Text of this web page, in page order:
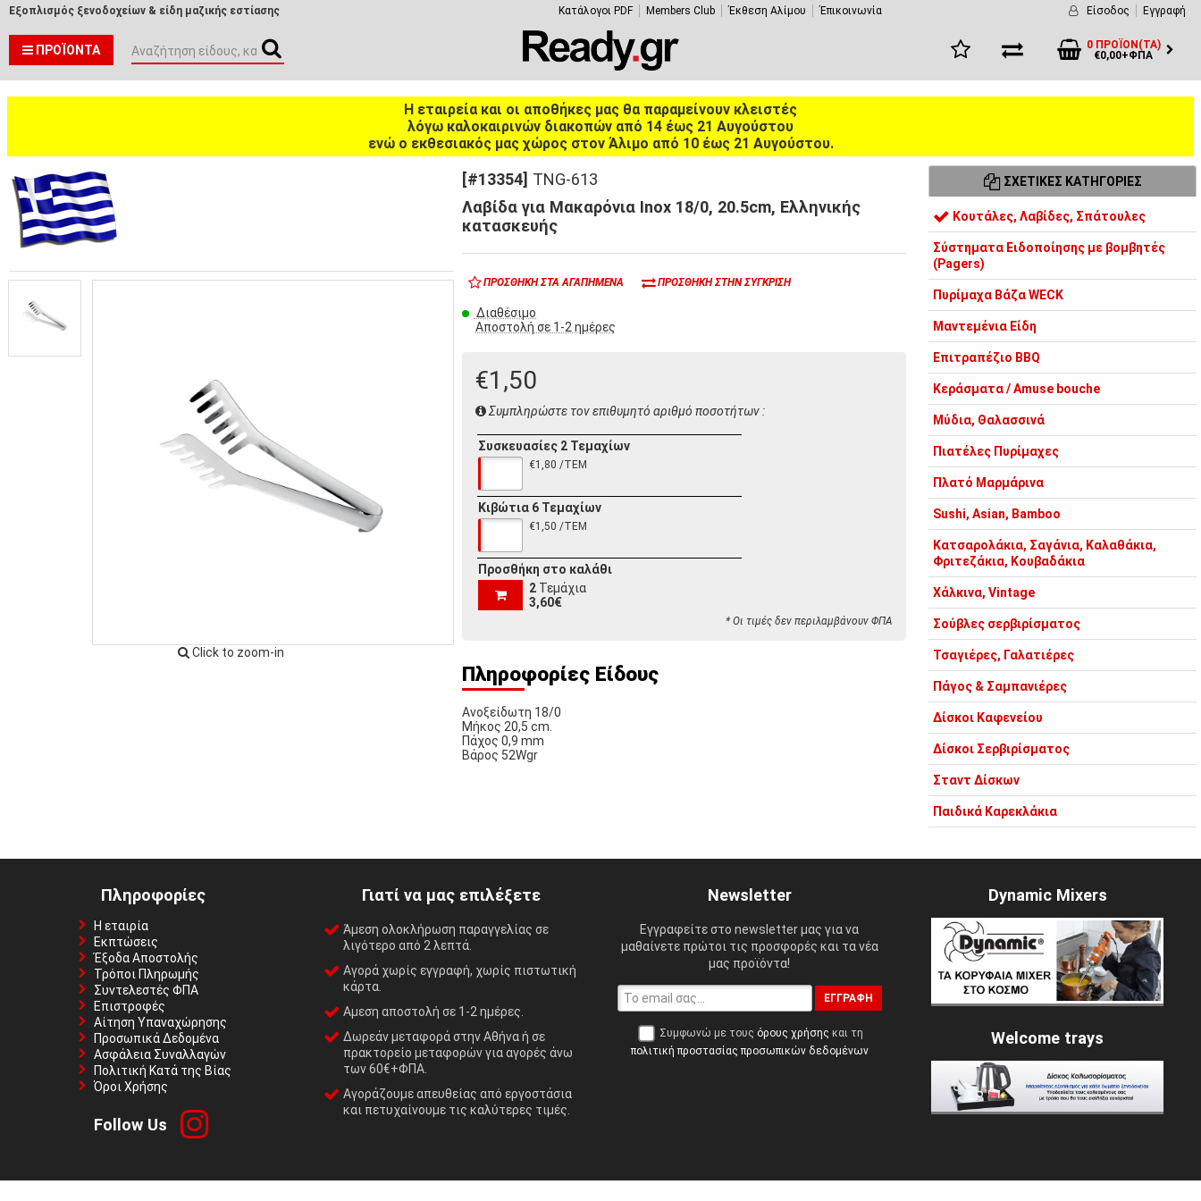
Εξοπλισμός ξενοδοχείων & είδη μαζικής εστίασης Κατάλογοι PDF Members Club Έκθεση Αλίμου Έπικοινωνία Είσοδος Εγγραφή
ΠΡΟΪΌΝΤΑ
0 ΠΡΟΪΌΝ(ΤΑ)
€0,00+ΦΠΑ
Η εταιρεία και οι αποθήκες μας θα παραμείνουν κλειστές
λόγω καλοκαιρινών διακοπών από 14 έως 21 Αυγούστου
ενώ ο εκθεσιακός μας χώρος στον Άλιμο από 10 έως 21 Αυγούστου.
Click to zoom-in
[#13354] TNG-613
Λαβίδα για Mακαρόνια Inox 18/0, 20.5cm, Ελληνικής
κατασκευής
ΠΡΟΣΘΉΚΗ ΣΤΑ ΑΓΑΠΗΜΈΝΑ ΠΡΟΣΘΉΚΗ ΣΤΗΝ ΣΎΓΚΡΙΣΗ
Διαθέσιμο
Αποστολή σε 1-2 ημέρες
€1,50
Συμπληρώστε τον επιθυμητό αριθμό ποσοτήτων :
Συσκευασίες 2 Τεμαχίων
€1,80 /ΤΕΜ
Κιβώτια 6 Τεμαχίων
€1,50 /ΤΕΜ
Προσθήκη στο καλάθι
2 Τεμάχια
3,60€
* Οι τιμές δεν περιλαμβάνουν ΦΠΑ
Πληροφορίες Είδους
Ανοξείδωτη 18/0
Μήκος 20,5 cm.
Πάχος 0,9 mm
Βάρος 52Wgr
ΣΧΕΤΙΚΈΣ ΚΑΤΗΓΟΡΊΕΣ
Κουτάλες, Λαβίδες, Σπάτουλες
Σύστηματα Ειδοποίησης με βομβητές
(Pagers)
Πυρίμαχα Βάζα WECK
Μαντεμένια Είδη
Επιτραπέζιο BBQ
Κεράσματα / Amuse bouche
Μύδια, Θαλασσινά
Πιατέλες Πυρίμαχες
Πλατό Μαρμάρινα
Sushi, Asian, Bamboo
Κατσαρολάκια, Σαγάνια, Καλαθάκια,
Φριτεζάκια, Κουβαδάκια
Χάλκινα, Vintage
Σούβλες σερβιρίσματος
Τσαγιέρες, Γαλατιέρες
Πάγος & Σαμπανιέρες
Δίσκοι Καφενείου
Δίσκοι Σερβιρίσματος
Σταντ Δίσκων
Παιδικά Καρεκλάκια
Πληροφορίες
Η εταιρία
Εκπτώσεις
Έξοδα Αποστολής
Τρόποι Πληρωμής
Συντελεστές ΦΠΑ
Επιστροφές
Αίτηση Υπαναχώρησης
Προσωπικά Δεδομένα
Ασφάλεια Συναλλαγών
Πολιτική Κατά της Βίας
Όροι Χρήσης
Follow Us
Γιατί να μας επιλέξετε
Άμεση ολοκλήρωση παραγγελίας σε
λιγότερο από 2 λεπτά.
Αγορά χωρίς εγγραφή, χωρίς πιστωτική
κάρτα.
Αμεση αποστολή σε 1-2 ημέρες.
Δωρεάν μεταφορά στην Αθήνα ή σε
πρακτορείο μεταφορών για αγορές άνω
των 60€+ΦΠΑ.
Αγοράζουμε απευθείας από εργοστάσια
και πετυχαίνουμε τις καλύτερες τιμές.
Newsletter
Εγγραφείτε στο newsletter μας για να
μαθαίνετε πρώτοι τις προσφορές και τα νέα
μας προϊόντα!
ΕΓΓΡΑΦΉ
Συμφωνώ με τους όρους χρήσης και τη
πολιτική προστασίας προσωπικών δεδομένων
Dynamic Mixers
Welcome trays